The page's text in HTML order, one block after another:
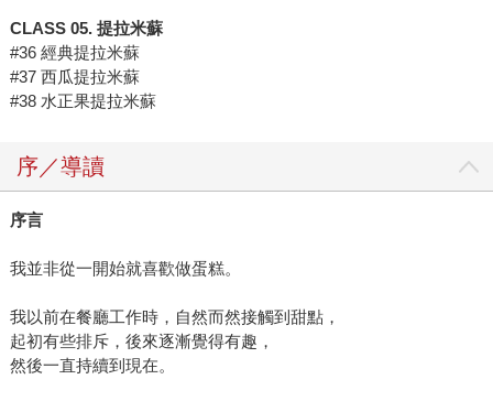
CLASS 05. 提拉米蘇
#36 經典提拉米蘇
#37 西瓜提拉米蘇
#38 水正果提拉米蘇
序／導讀
序言
我並非從一開始就喜歡做蛋糕。
我以前在餐廳工作時，自然而然接觸到甜點，
起初有些排斥，後來逐漸覺得有趣，
然後一直持續到現在。